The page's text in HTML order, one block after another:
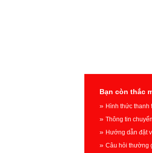
Bạn còn thắc
Hình thức thanh
Thông tin
Hướng dẫn đặt
Câu hỏi thường